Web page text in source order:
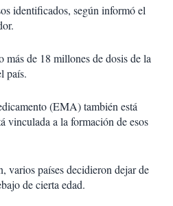
identificados, según informó el
más de 18 millones de dosis de la
país.
(EMA) también está
vinculada a la formación de esos
varios países decidieron dejar de
de cierta edad.